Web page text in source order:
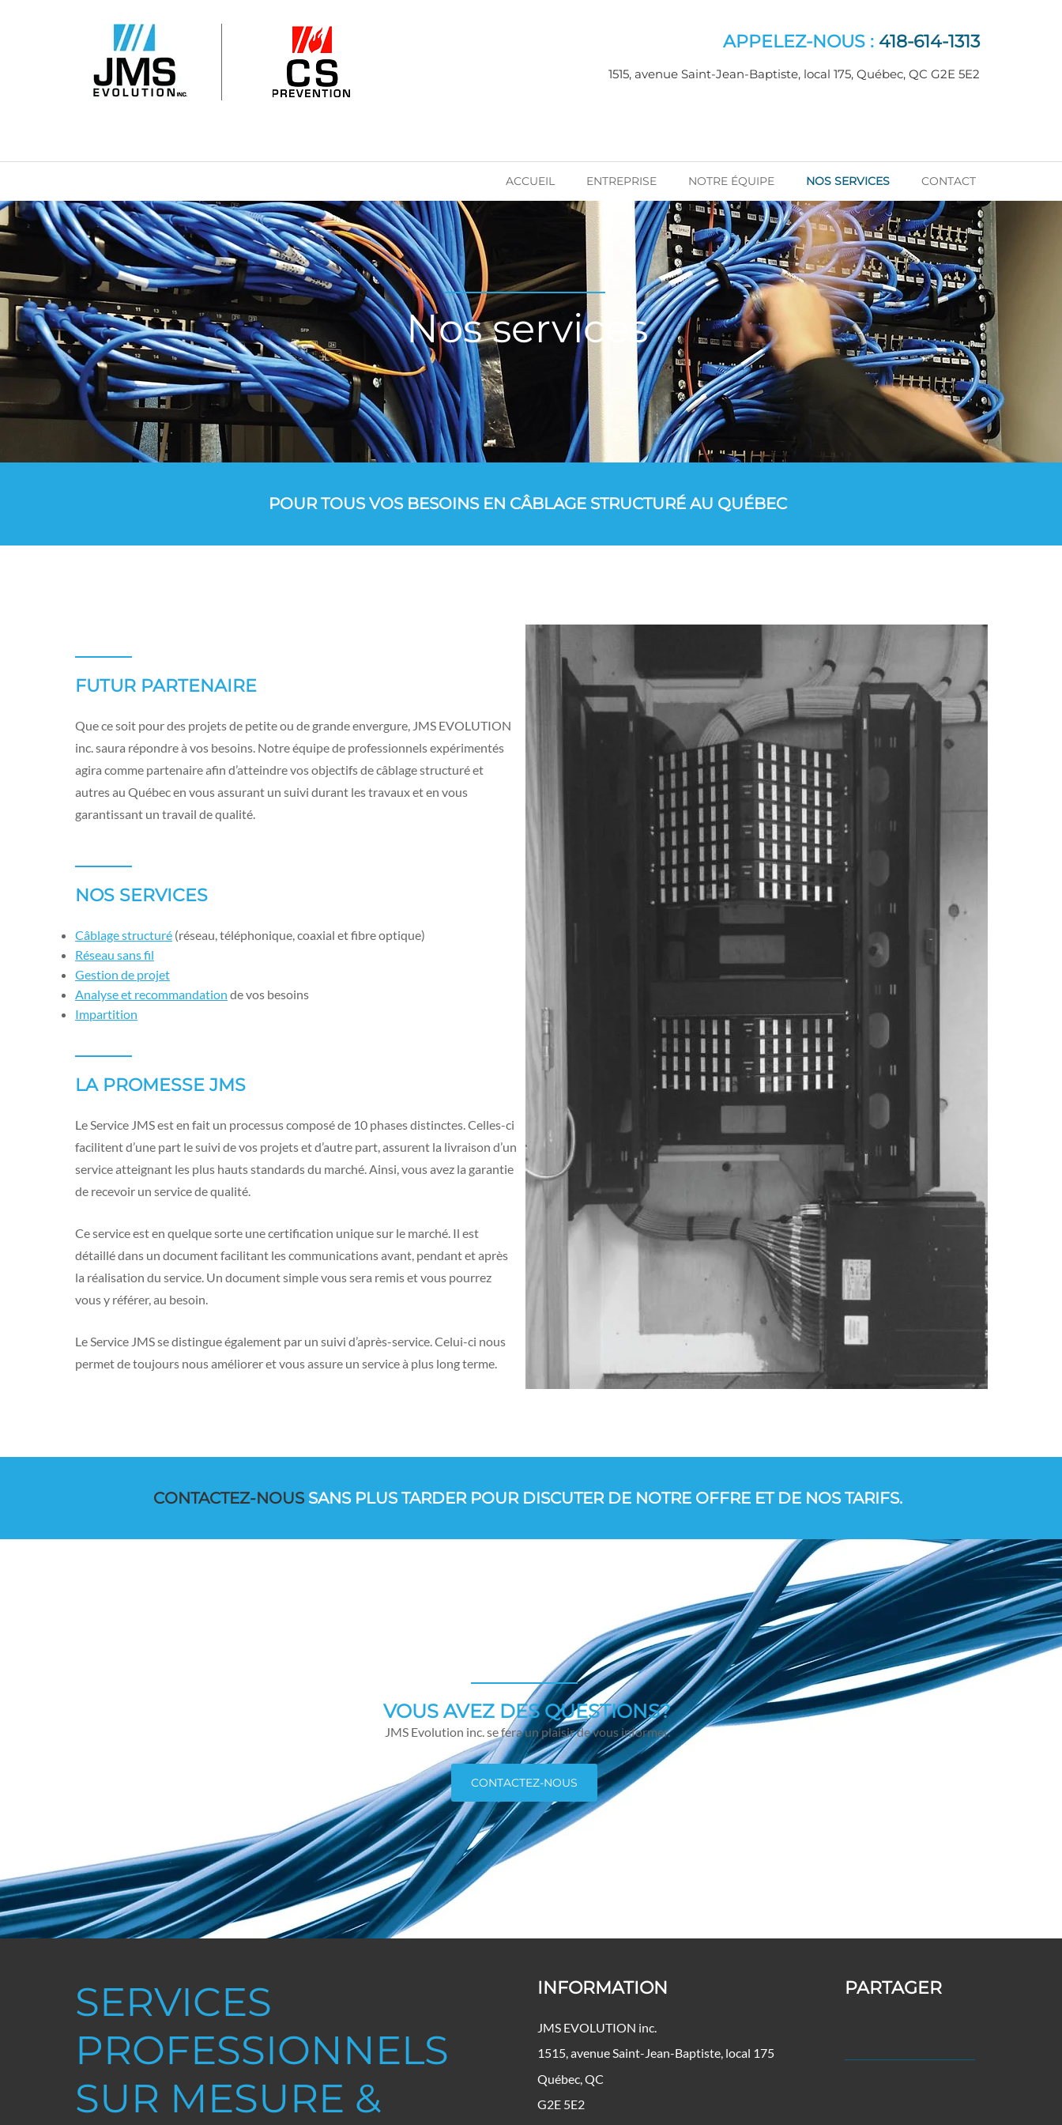
APPELEZ-NOUS : 418-614-1313
1515, avenue Saint-Jean-Baptiste, local 175, Québec, QC G2E 5E2
ACCUEIL ENTREPRISE NOTRE ÉQUIPE NOS SERVICES CONTACT
Nos services
POUR TOUS VOS BESOINS EN CÂBLAGE STRUCTURÉ AU QUÉBEC
FUTUR PARTENAIRE
Que ce soit pour des projets de petite ou de grande envergure, JMS EVOLUTION
inc. saura répondre à vos besoins. Notre équipe de professionnels expérimentés
agira comme partenaire afin d’atteindre vos objectifs de câblage structuré et
autres au Québec en vous assurant un suivi durant les travaux et en vous
garantissant un travail de qualité.
NOS SERVICES
Câblage structuré (réseau, téléphonique, coaxial et fibre optique)
Réseau sans fil
Gestion de projet
Analyse et recommandation de vos besoins
Impartition
LA PROMESSE JMS
Le Service JMS est en fait un processus composé de 10 phases distinctes. Celles-ci
facilitent d’une part le suivi de vos projets et d’autre part, assurent la livraison d’un
service atteignant les plus hauts standards du marché. Ainsi, vous avez la garantie
de recevoir un service de qualité.
Ce service est en quelque sorte une certification unique sur le marché. Il est
détaillé dans un document facilitant les communications avant, pendant et après
la réalisation du service. Un document simple vous sera remis et vous pourrez
vous y référer, au besoin.
Le Service JMS se distingue également par un suivi d’après-service. Celui-ci nous
permet de toujours nous améliorer et vous assure un service à plus long terme.
CONTACTEZ-NOUSSANS PLUS TARDER POUR DISCUTER DE NOTRE OFFRE ET DE NOS TARIFS.
VOUS AVEZ DES QUESTIONS?
JMS Evolution inc. se fera un plaisir de vous informer.
CONTACTEZ-NOUS
SERVICES
PROFESSIONNELS
SUR MESURE &
INFORMATION
JMS EVOLUTION inc.
1515, avenue Saint-Jean-Baptiste, local 175
Québec, QC
G2E 5E2
PARTAGER